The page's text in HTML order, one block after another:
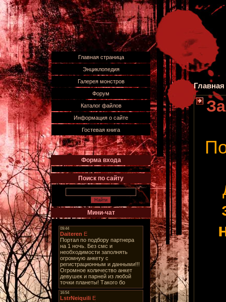
Главная страница
Энциклопедия
Галерея монстров
Форум
Каталог файлов
Информация о сайте
Гостевая книга
Форма входа
Поиск по сайту
Мини-чат
Главная